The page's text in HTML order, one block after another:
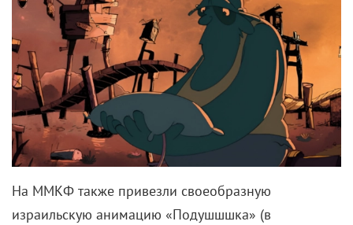
На ММКФ также привезли своеобразную
израильскую анимацию «Подушшшка» (в